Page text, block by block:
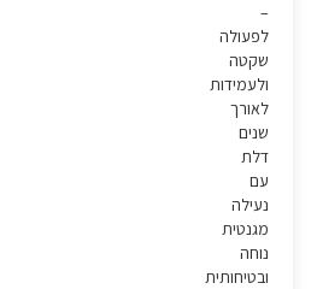
–
לפעולה
שקטה
ולעמידות
לאורך
שנים
דלת
עם
נעילה
מגנטית
נוחה
ובטיחותית